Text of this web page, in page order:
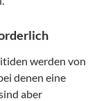
werden von
denen eine
aber